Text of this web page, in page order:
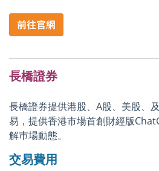
長橋證券
長橋證券提供港股、A股、美股、
易，提供香港市場首創財經版
解巿場動態。
交易費用